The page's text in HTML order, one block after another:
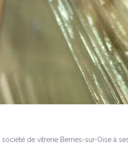
de vitrerie Bernes-sur-Oise à